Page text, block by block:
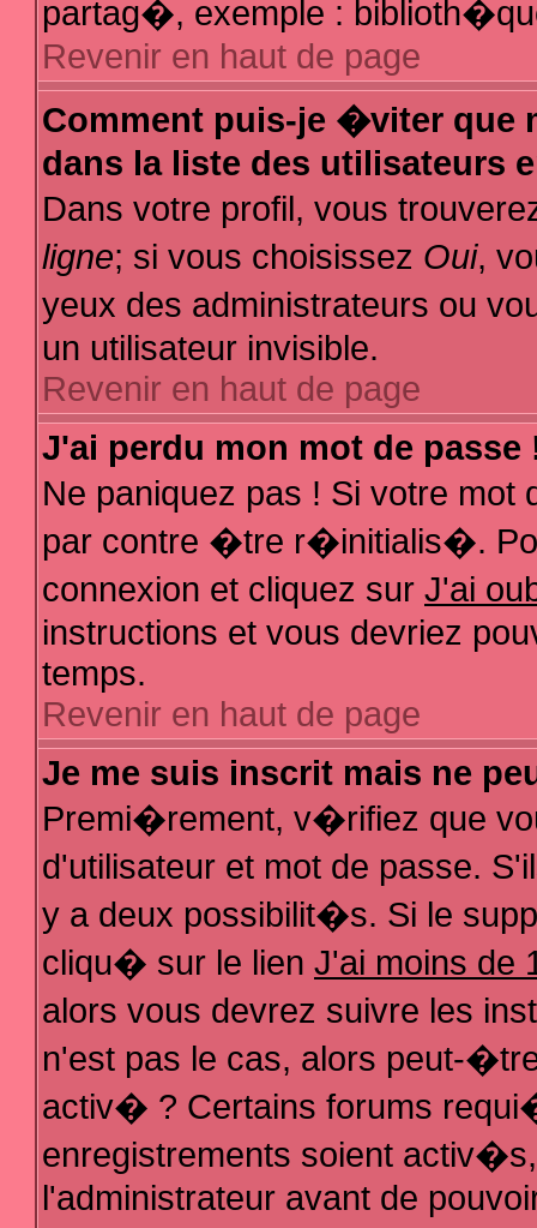
partag�, exemple :
Revenir en haut de page
Comment puis-je �viter que
dans la liste des utilisateurs
Dans votre profil, vous
ligne; si vous choisissez Oui,
yeux des administrateurs ou
un utilisateur invisible.
Revenir en haut de page
J'ai perdu mon mot de passe
Ne paniquez pas ! Si votre
par contre �tre r�initialis�.
connexion et cliquez sur J'ai
instructions et vous devriez
temps.
Revenir en haut de page
Je me suis inscrit mais ne
Premi�rement, v�rifiez que
d'utilisateur et mot de passe.
y a deux possibilit�s. Si le
cliqu� sur le lien J'ai moins de
alors vous devrez suivre les
n'est pas le cas, alors peut-
activ� ? Certains forums
enregistrements soient
l'administrateur avant de